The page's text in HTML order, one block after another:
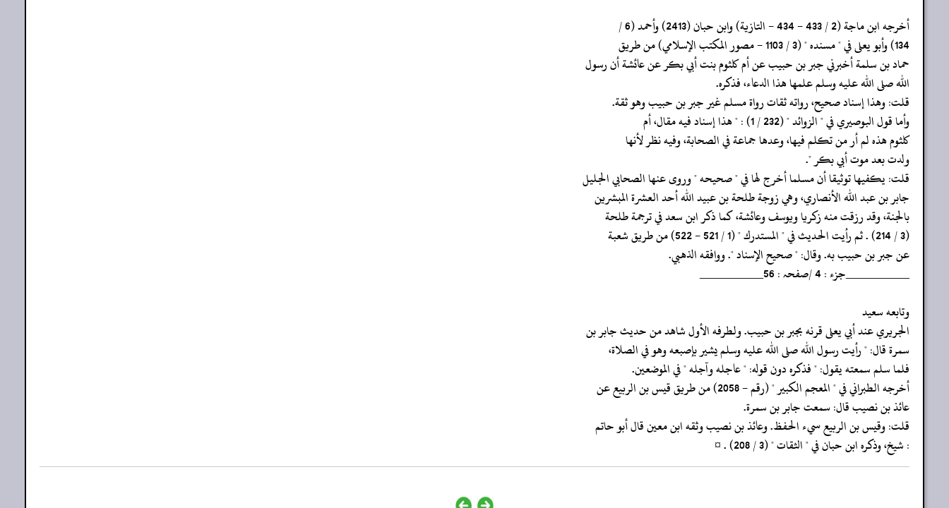
‏‏‏‏أخرجه ابن ماجة (2 / 433 - 434 - التازية) وابن حبان (2413) وأحمد (6 /
‏‏‏‏حماد بن سلمة أخبرني جبر بن حبيب عن أم كلثوم بنت أبي بكر عن عائشة أن رسول
‏‏‏‏الله صلى الله عليه وسلم علمها هذا الدعاء، فذكره.
‏‏‏‏قلت: وهذا إسناد صحيح، رواته ثقات رواة مسلم غير جبر بن حبيب وهو ثقة.
‏‏‏‏وأما قول البوصيري في " الزوائد " (232 / 1) : " هذا إسناد فيه مقال، أم
‏‏‏‏كلثوم هذه لم أر من تكلم فيها، وعدها جماعة في الصحابة، وفيه نظر لأنها
‏‏‏‏ولدت بعد موت أبي بكر ".
‏‏‏‏قلت: يكفيها توثيقا أن مسلما أخرج لها في " صحيحه " وروى عنها الصحابي الجليل
‏‏‏‏جابر بن عبد الله الأنصاري، وهي زوجة طلحة بن عبيد الله أحد العشرة المبشرين
‏‏‏‏بالجنة، وقد رزقت منه زكريا ويوسف وعائشة، كما ذكر ابن سعد في ترجمة طلحة
‏‏‏‏(3 / 214) . ثم رأيت الحديث في " المستدرك " (1 / 521 - 522) من طريق شعبة
‏‏‏‏عن جبر بن حبيب به. وقال: " صحيح الإسناد ". ووافقه الذهبي.
‏‏‏‏__________جزء : 4 /صفحہ : 56__________
‏‏‏‏وتابعه سعيد
‏‏‏‏الجريري عند أبي يعلى قرنه بجبر بن حبيب. ولطرفه الأول شاهد من حديث جابر بن
‏‏‏‏سمرة قال: " رأيت رسول الله صلى الله عليه وسلم يشير بإصبعه وهو في الصلاة،
‏‏‏‏فلما سلم سمعته يقول: " فذكره دون قوله: " عاجله وآجله " في الموضعين.
‏‏‏‏أخرجه الطبراني في " المعجم الكبير " (رقم - 2058) من طريق قيس بن الربيع عن
‏‏‏‏عائذ بن نصيب قال: سمعت جابر بن سمرة.
‏‏‏‏قلت: وقيس بن الربيع سيء الحفظ. وعائذ بن نصيب وثقه ابن معين قال أبو حاتم
‏‏‏‏: شيخ، وذكره ابن حبان في " الثقات " (3 / 208) . ¤